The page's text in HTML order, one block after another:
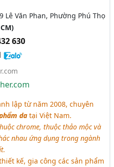
Lê Văn Phan, Phường Phú Thọ
630
lập từ năm 2008, chuyên
da tại Việt Nam.
chrome, thuộc thảo mộc và
nhau ứng dụng trong ngành
kế, gia công các sản phẩm